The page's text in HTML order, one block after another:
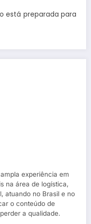
está preparada para
experiência em
na área de logística,
atuando no Brasil e no
o conteúdo de
a qualidade.